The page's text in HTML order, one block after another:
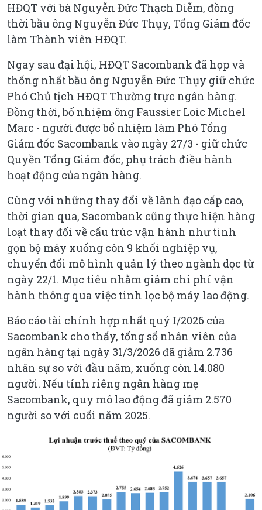
HĐQT với bà Nguyễn Đức Thạch Diễm, đồng
thời bầu ông Nguyễn Đức Thụy, Tổng Giám đốc
làm Thành viên HĐQT.
Ngay sau đại hội, HĐQT Sacombank đã họp và
thống nhất bầu ông Nguyễn Đức Thụy giữ chức
Phó Chủ tịch HĐQT Thường trực ngân hàng.
Đồng thời, bổ nhiệm ông Faussier Loic Michel
Marc - người được bổ nhiệm làm Phó Tổng
Giám đốc Sacombank vào ngày 27/3 - giữ chức
Quyền Tổng Giám đốc, phụ trách điều hành
hoạt động của ngân hàng.
Cùng với những thay đổi về lãnh đạo cấp cao,
thời gian qua, Sacombank cũng thực hiện hàng
loạt thay đổi về cấu trúc vận hành như tinh
gọn bộ máy xuống còn 9 khối nghiệp vụ,
chuyển đổi mô hình quản lý theo ngành dọc từ
ngày 22/1. Mục tiêu nhằm giảm chi phí vận
hành thông qua việc tinh lọc bộ máy lao động.
Báo cáo tài chính hợp nhất quý I/2026 của
Sacombank cho thấy, tổng số nhân viên của
ngân hàng tại ngày 31/3/2026 đã giảm 2.736
nhân sự so với đầu năm, xuống còn 14.080
người. Nếu tính riêng ngân hàng mẹ
Sacombank, quy mô lao động đã giảm 2.570
người so với cuối năm 2025.